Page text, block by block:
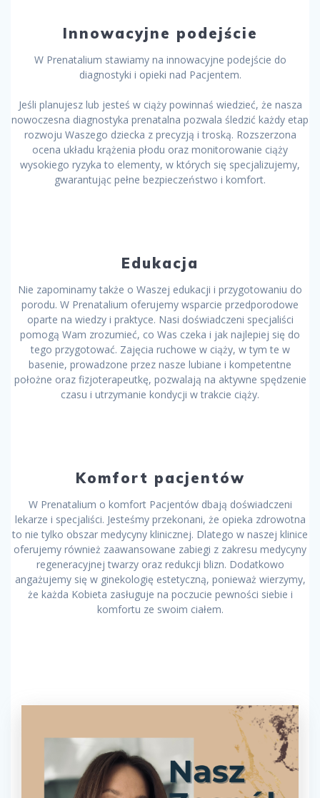
Innowacyjne podejście
W Prenatalium stawiamy na innowacyjne podejście do
diagnostyki i opieki nad Pacjentem.
Jeśli planujesz lub jesteś w ciąży powinnaś wiedzieć, że nasza
nowoczesna diagnostyka prenatalna pozwala śledzić każdy etap
rozwoju Waszego dziecka z precyzją i troską. Rozszerzona
ocena układu krążenia płodu oraz monitorowanie ciąży
wysokiego ryzyka to elementy, w których się specjalizujemy,
gwarantując pełne bezpieczeństwo i komfort.
Edukacja
Nie zapominamy także o Waszej edukacji i przygotowaniu do
porodu. W Prenatalium oferujemy wsparcie przedporodowe
oparte na wiedzy i praktyce. Nasi doświadczeni specjaliści
pomogą Wam zrozumieć, co Was czeka i jak najlepiej się do
tego przygotować. Zajęcia ruchowe w ciąży, w tym te w
basenie, prowadzone przez nasze lubiane i kompetentne
położne oraz fizjoterapeutkę, pozwalają na aktywne spędzenie
czasu i utrzymanie kondycji w trakcie ciąży.
Komfort pacjentów
W Prenatalium o komfort Pacjentów dbają doświadczeni
lekarze i specjaliści. Jesteśmy przekonani, że opieka zdrowotna
to nie tylko obszar medycyny klinicznej. Dlatego w naszej klinice
oferujemy również zaawansowane zabiegi z zakresu medycyny
regeneracyjnej twarzy oraz redukcji blizn. Dodatkowo
angażujemy się w ginekologię estetyczną, ponieważ wierzymy,
że każda Kobieta zasługuje na poczucie pewności siebie i
komfortu ze swoim ciałem.